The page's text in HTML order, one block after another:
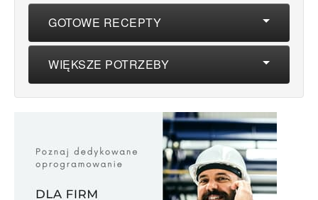
GOTOWE RECEPTY
WIĘKSZE POTRZEBY